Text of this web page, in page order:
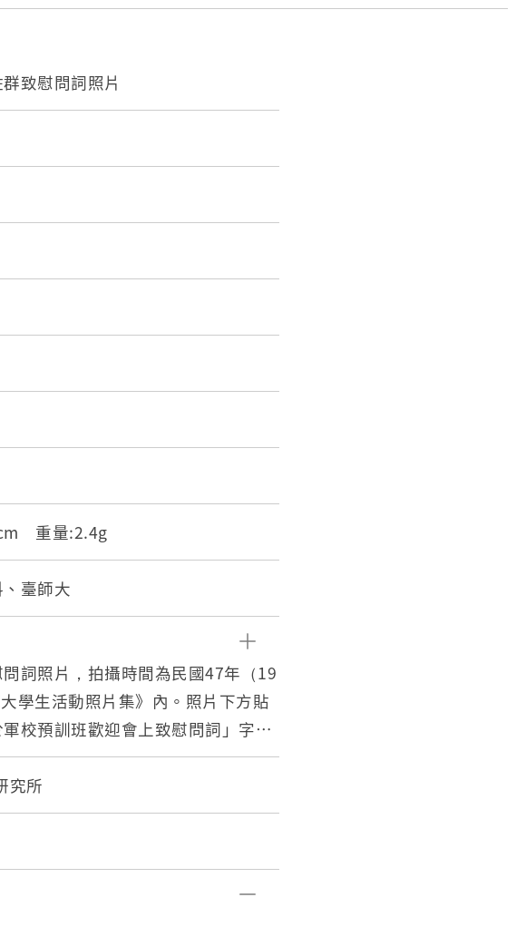
致慰問詞照片
重量:2.4g
臺師大
詞照片，拍攝時間為民國47年（19
學生活動照片集》內。照片下方貼
校預訓班歡迎會上致慰問詞」字樣
究所